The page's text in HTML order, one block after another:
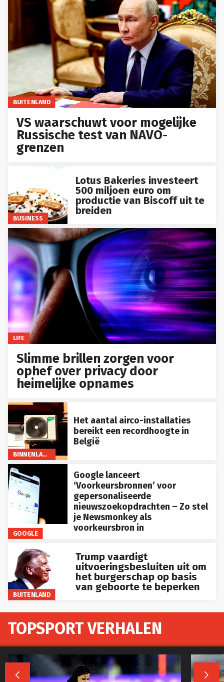
BUITENLAND
VS waarschuwt voor mogelijke
Russische test van NAVO-
grenzen
BUSINESS
Lotus Bakeries investeert
500 miljoen euro om
productie van Biscoff uit te
breiden
LIFE
Slimme brillen zorgen voor
ophef over privacy door
heimelijke opnames
BINNENLAND
Het aantal airco-installaties
bereikt een recordhoogte in
België
GOOGLE
Google lanceert
‘Voorkeursbronnen’ voor
gepersonaliseerde
nieuwszoekopdrachten – Zo stel
je Newsmonkey als
voorkeursbron in
BUITENLAND
Trump vaardigt
uitvoeringsbesluiten uit om
het burgerschap op basis
van geboorte te beperken
TOPSPORT VERHALEN
 